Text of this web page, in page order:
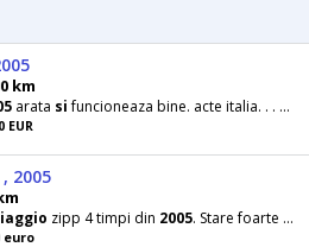
km
arata sifuncioneaza bine. acte italia. . . mai multe detalii la tel.
EUR
2005
zipp 4 timpi din 2005. Stare foarte buna
euro